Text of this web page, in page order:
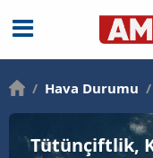
/ Hava Durumu /
Tütünçiftlik,